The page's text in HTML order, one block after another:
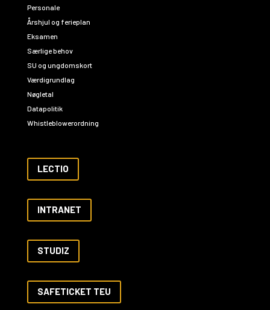
Personale
Årshjul og ferieplan
Eksamen
Særlige behov
SU og ungdomskort
Værdigrundlag
Nøgletal
Datapolitik
Whistleblowerordning
LECTIO
INTRANET
STUDIZ
SAFETICKET TEU